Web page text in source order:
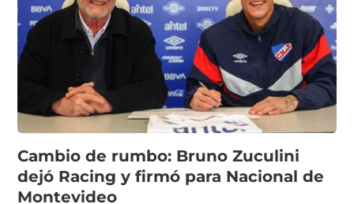
Cambio de rumbo: Bruno Zuculini
dejó Racing y firmó para Nacional de
Montevideo